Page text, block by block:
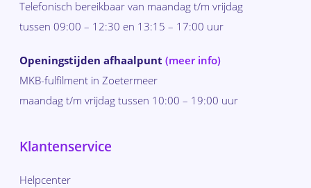
Telefonisch bereikbaar van maandag t/m vrijdag
tussen 09:00 – 12:30 en 13:15 – 17:00 uur
Openingstijden afhaalpunt (meer info)
MKB-fulfilment in Zoetermeer
maandag t/m vrijdag tussen 10:00 – 19:00 uur
Klantenservice
Helpcenter